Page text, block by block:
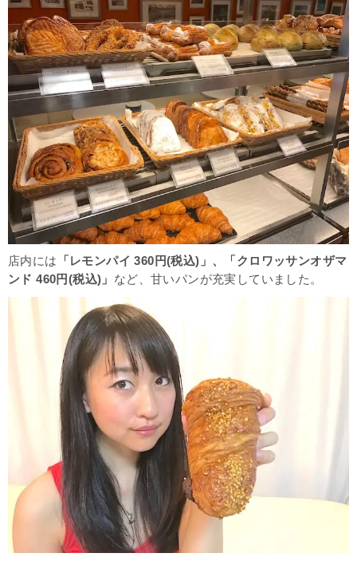
店内には
「レモンパイ 360円(税込)」、「クロワッサンオザマ
ンド 460円(税込)」 など、甘いパンが充実していました。